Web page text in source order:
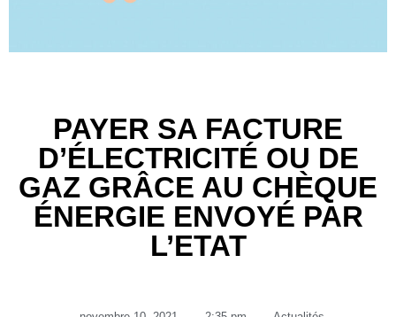
PAYER SA FACTURE
D’ÉLECTRICITÉ OU DE
GAZ GRÂCE AU CHÈQUE
ÉNERGIE ENVOYÉ PAR
L’ETAT